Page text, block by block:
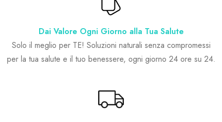
Dai Valore Ogni Giorno alla Tua Salute
Solo il meglio per TE! Soluzioni naturali senza compromessi
per la tua salute e il tuo benessere, ogni giorno 24 ore su 24.